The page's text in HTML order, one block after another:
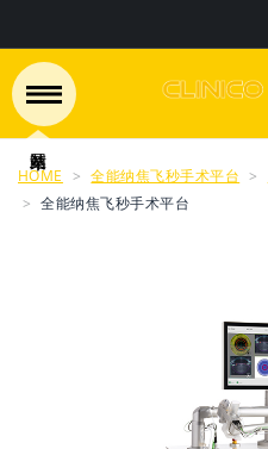
HOME 全能纳焦飞秒手术平台
全能纳焦飞秒手术平台